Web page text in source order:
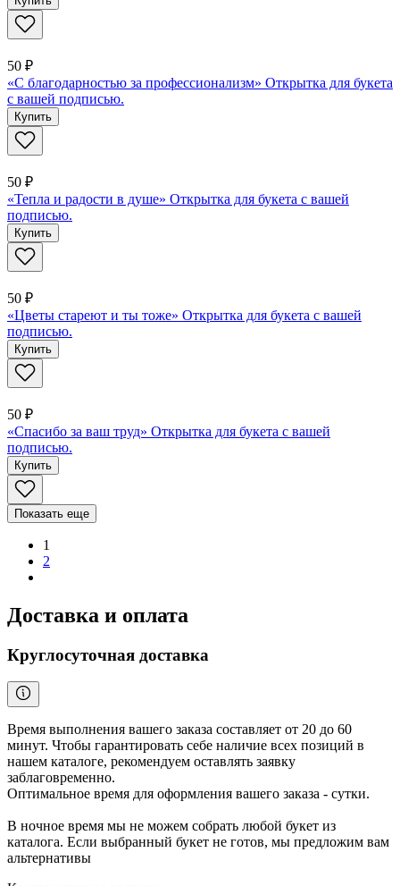
50 ₽
«С благодарностью за профессионализм» Открытка для букета
с вашей подписью.
Купить
50 ₽
«Тепла и радости в душе» Открытка для букета с вашей
подписью.
Купить
50 ₽
«Цветы стареют и ты тоже» Открытка для букета с вашей
подписью.
Купить
50 ₽
«Спасибо за ваш труд» Открытка для букета с вашей
подписью.
Купить
Показать еще
1
2
Доставка и оплата
Круглосуточная доставка
Время выполнения вашего заказа составляет от 20 до 60
минут. Чтобы гарантировать себе наличие всех позиций в
нашем каталоге, рекомендуем оставлять заявку
заблаговременно.
Оптимальное время для оформления вашего заказа - сутки.
В ночное время мы не можем собрать любой букет из
каталога. Если выбранный букет не готов, мы предложим вам
альтернативы